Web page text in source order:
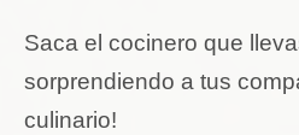
Saca el cocinero que
sorprendiendo a tus
culinario!